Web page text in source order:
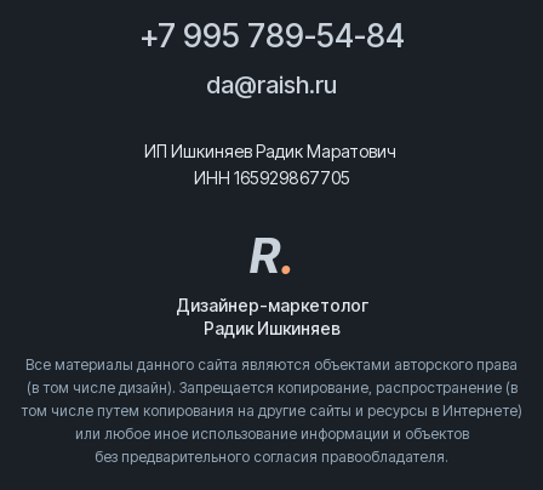
+7 995 789-54-84
da@raish.ru
ИП Ишкиняев Радик Маратович
ИНН 165929867705
R.
Дизайнер-маркетолог
Радик Ишкиняев
Все материалы данного сайта являются объектами авторского права
(в том числе дизайн). Запрещается копирование, распространение (в
том числе путем копирования на другие сайты и ресурсы в Интернете)
или любое иное использование информации и объектов
без предварительного согласия правообладателя.